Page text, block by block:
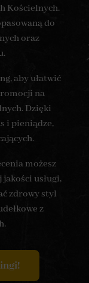
Kościelnych.
do
oraz
aby ułatwić
na
Dzięki
i pieniądze,
możesz
usługi,
zdrowy styl
z